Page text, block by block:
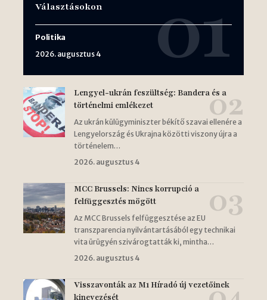
Választásokon
Politika
2026. augusztus 4
Lengyel-ukrán feszültség: Bandera és a
történelmi emlékezet
Az ukrán külügyminiszter békítő szavai ellenére a
Lengyelország és Ukrajna közötti viszony újra a
történelem…
2026. augusztus 4
MCC Brussels: Nincs korrupció a
felfüggesztés mögött
Az MCC Brussels felfüggesztése az EU
transzparencia nyilvántartásából egy technikai
vita ürügyén szivárogtatták ki, mintha…
2026. augusztus 4
Visszavonták az M1 Híradó új vezetőinek
kinevezését